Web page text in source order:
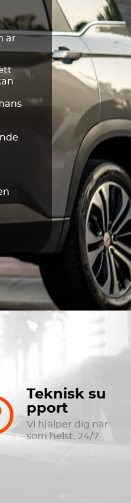
är
Teknisk su
pport
Vi hjälper dig när
som helst, 24/7